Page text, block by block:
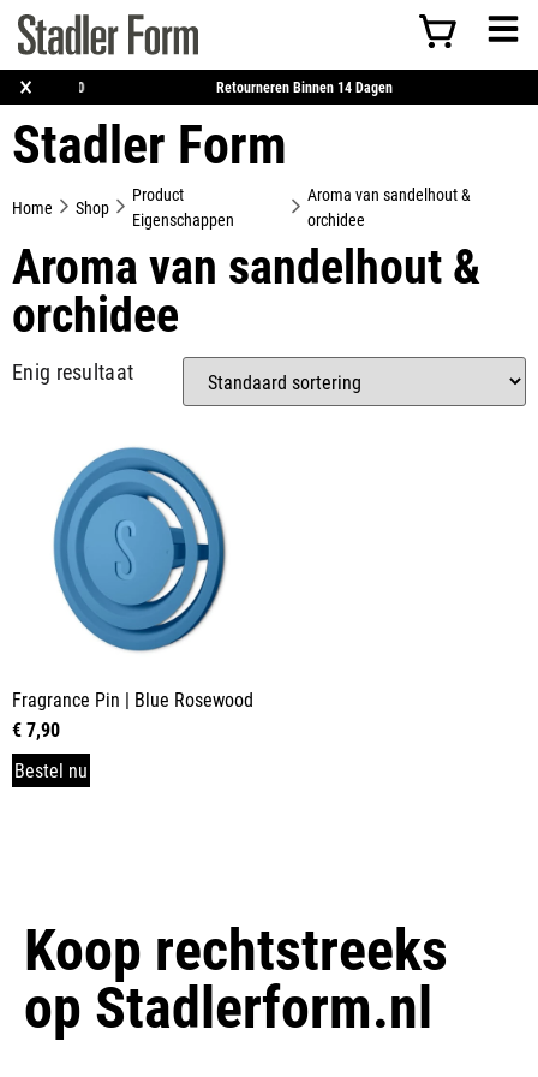
×
Verzending Vanaf €50 Retourneren Binnen 14 Dagen
Stadler Form
Home Shop
Product
Eigenschappen
Aroma van sandelhout &
orchidee
Aroma van sandelhout &
orchidee
Enig resultaat
Fragrance Pin | Blue Rosewood
€7,90
Bestel nu
Koop rechtstreeks
op Stadlerform.nl